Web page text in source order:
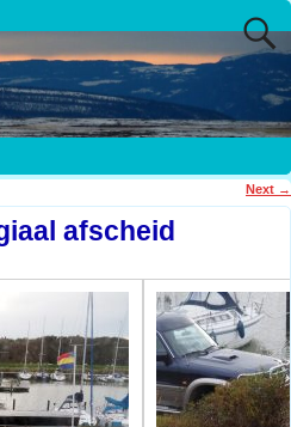
Next →
afscheid